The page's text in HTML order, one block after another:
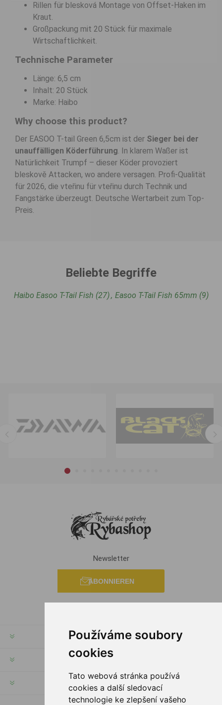
Používáme soubory
cookies
Tato webová stránka používá
cookies a další sledovací
technologie ke zlepšení vašeho
Rillen für blesková Montage von Offset-Haken im
Kraut.
Großpackung mit 20 Stück für maximale
Wirtschaftlichkeit.
Technische Parameter
Länge: 6,5 cm
Inhalt: 20 Stück
Marke: Haibo
Why choose this product?
Der EASOO T-tail Green 6,5cm ist der Sieger bei der
unauffälligen Köderführung. In klarem Waßer ist
Natürlichkeit Trumpf – dieser Köder provoziert
bleskově Attacken, wo andere versagen. Profi-Qualität
für 2026, die vteřinu für vteřinu durch Technik und
Fangstärke überzeugt. Deutsche Wertarbeit zum Top-
Preis.
Beliebte Begriffe
Haibo Easoo T-Tail Fish (27), Easoo T-Tail Fish 65mm (9)
Newsletter
ABONNIEREN
RECHTE & FRISTEN
KUNDENSERVICE
HILFE & SERVICE